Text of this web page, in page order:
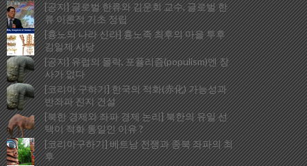
[공지] 글로벌 한류와 김운회 교수, 글로벌 한
류 이론적 기초 정립
[흉노의 나라 신라] 흉노족 최후의 마을 투후
김일제 사당
[공지] 유럽의 몰락, 포퓰리즘(populism)엔 장
사가 없다
[코리아 구하기] 한국의 적화(赤化) 가능성과
반좌파 진지 건설
[북한 경제와 좌파 경제 논리] 북한의 유일 선
택이 적화 통일인 이유 ?
[코리아구하기] 베트남 전쟁과 종북 좌파의 최
후